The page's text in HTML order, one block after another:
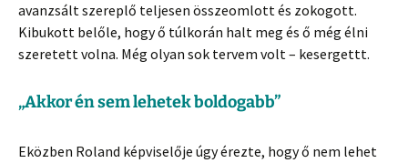
avanzsált szereplő teljesen összeomlott és zokogott.
Kibukott belőle, hogy ő túlkorán halt meg és ő még élni
szeretett volna. Még olyan sok tervem volt – kesergettt.
„Akkor én sem lehetek boldogabb”
Eközben Roland képviselője úgy érezte, hogy ő nem lehet